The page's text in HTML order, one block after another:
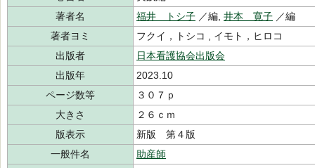
著者名
福井 トシ子 ／編, 井本 寛子 ／編
著者ヨミ
フクイ，トシコ , イモト，ヒロコ
出版者
日本看護協会出版会
出版年
2023.10
ページ数等
３０７ｐ
大きさ
２６ｃｍ
版表示
新版 第４版
一般件名
助産師